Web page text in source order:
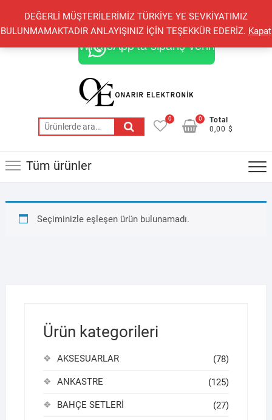
DEĞERLİ MÜŞTERİLERİMİZ TÜRKİYE YE SEVKİYATIMIZ
BULUNMAMAKTADIR ANLAYIŞINIZ İÇİN TEŞEKKÜR EDERİZ. Kapat
content
+90 548 821 78 85 +90 548 855 25 53
onarirelektronik@gmail.com
WhatsApp'ta sipariş verin
Ara:
0
Total
0,00 $
0
Tüm ürünler
Seçiminizle eşleşen ürün bulunamadı.
Ürün kategorileri
AKSESUARLAR (78)
ANKASTRE (125)
BAHÇE SETLERİ (27)